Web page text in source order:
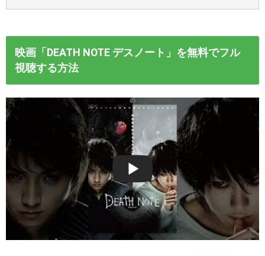
映画「DEATH NOTE デスノート」を無料でフル
視聴する方法